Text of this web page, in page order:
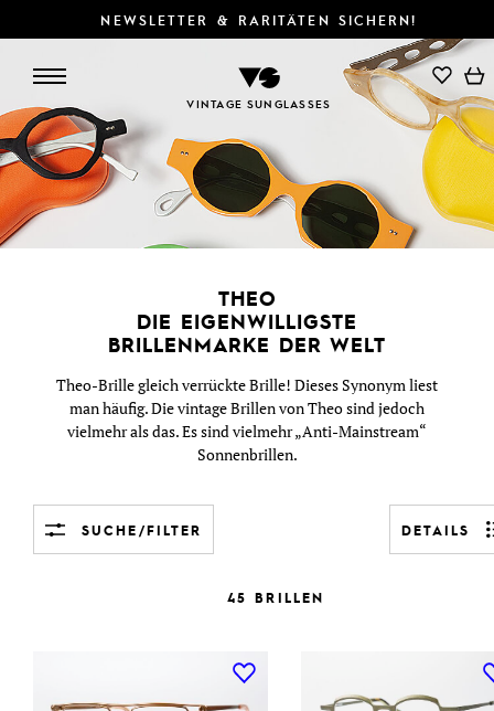
NEWSLETTER & RARITÄTEN SICHERN!
VINTAGE SUNGLASSES
DETAILS
THEO
DIE EIGENWILLIGSTE
BRILLENMARKE DER WELT
Theo-Brille gleich verrückte Brille! Dieses Synonym liest
man häufig. Die vintage Brillen von Theo sind jedoch
vielmehr als das. Es sind vielmehr „Anti-Mainstream“
Sonnenbrillen.
SUCHE/FILTER DETAILS
45 BRILLEN